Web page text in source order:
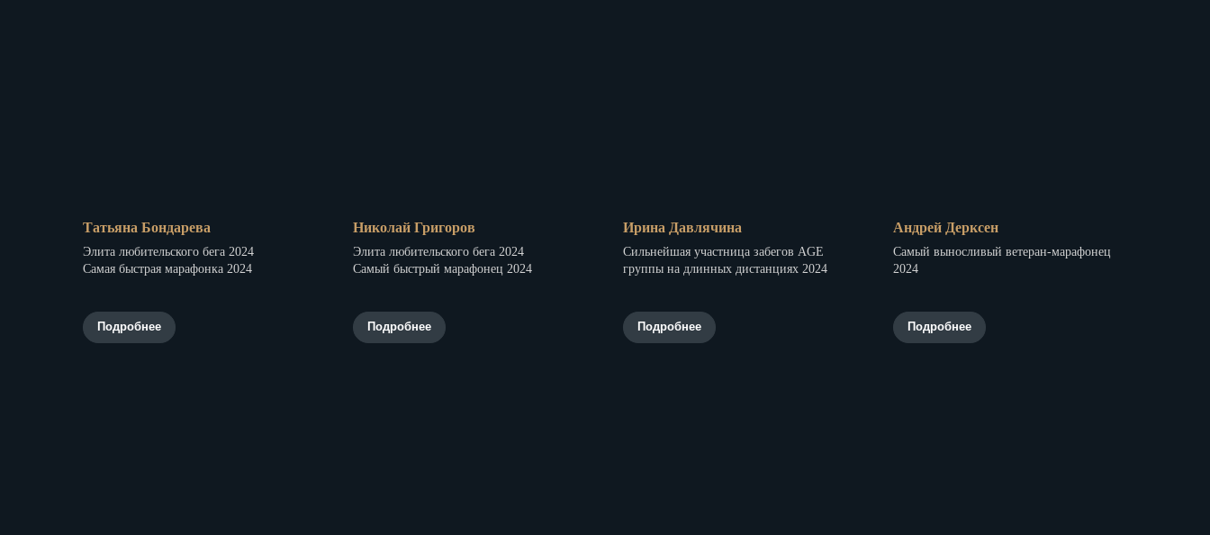
Татьяна Бондарева
Элита любительского бега 2024
Самая быстрая марафонка 2024
Подробнее
Николай Григоров
Элита любительского бега 2024
Самый быстрый марафонец 2024
Подробнее
Ирина Давлячина
Сильнейшая участница забегов AGE
группы на длинных дистанциях 2024
Подробнее
Андрей Дерксен
Самый выносливый ветеран-марафонец
2024
Подробнее